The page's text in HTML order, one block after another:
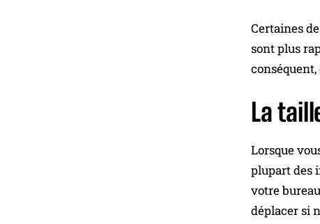
Certaines
sont plus
La
Lorsque
plupart des
votre
déplacer si